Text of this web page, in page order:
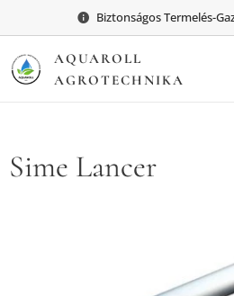
Biztonságos Termelés-
AQUAROLL
AGROTECHNIKA
Sime Lancer